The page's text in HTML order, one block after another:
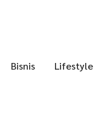
Bisnis Lifestyle